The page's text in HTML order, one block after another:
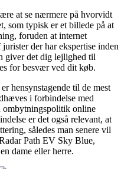
at se nærmere på hvorvidt
som typisk er et billede på at
foruden at internet
der har ekspertise inden
giver det dig lejlighed til
for besvær ved dit køb.
hensynstagende til de mest
i forbindelse med
ombytningspolitik online
er det også relevant, at
således man senere vil
Path EV Sky Blue,
dame eller herre.